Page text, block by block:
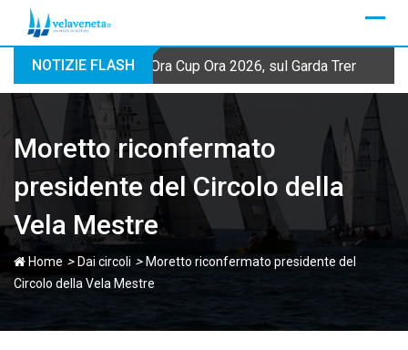
NOTIZIE FLASH Ora Cup Ora 2026, sul Garda Trentino
Moretto riconfermato
presidente del Circolo della
Vela Mestre
Home > Dai circoli > Moretto riconfermato presidente del
Circolo della Vela Mestre